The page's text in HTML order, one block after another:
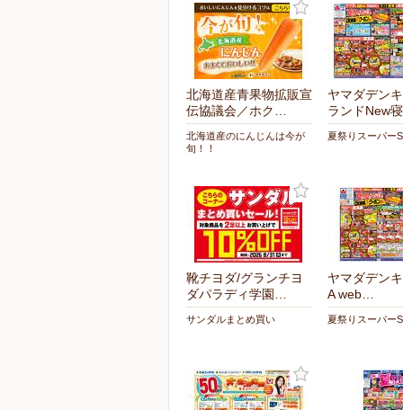
北海道産青果物拡販宣
伝協議会／ホク…
北海道産のにんじんは今が
旬！！
ヤマダデン
ランドNew
夏祭りスーパー
靴チヨダ/グランチヨ
ダパラディ学園…
サンダルまとめ買い
ヤマダデン
A web…
夏祭りスーパー